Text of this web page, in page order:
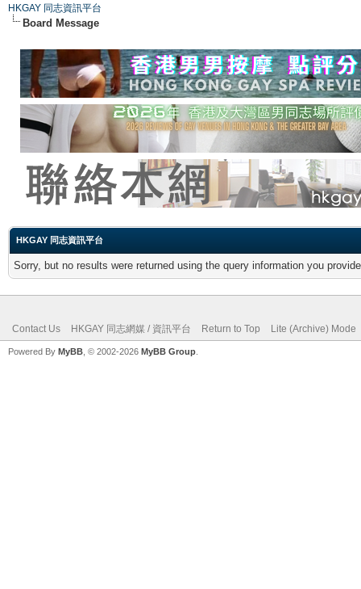
HKGAY 同志資訊平台
Board Message
HKGAY 同志資訊平台
Sorry, but no results were returned using the query information you
Contact Us HKGAY 同志網媒 / 資訊平台 Return to Top Lite (Archive) Mode
Powered By MyBB , © 2002-2026 MyBB Group